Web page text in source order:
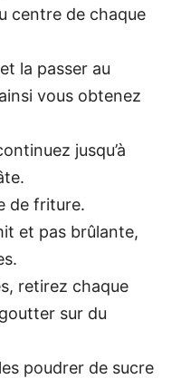
centre de chaque
la passer au
vous obtenez
jusqu’à
de friture.
et pas brûlante,
retirez chaque
sur du
poudrer de sucre